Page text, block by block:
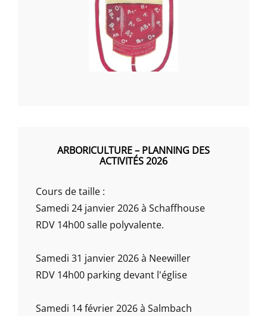
ARBORICULTURE – PLANNING DES
ACTIVITÉS 2026
Cours de taille :
Samedi 24 janvier 2026 à Schaffhouse
RDV 14h00 salle polyvalente.
Samedi 31 janvier 2026 à Neewiller
RDV 14h00 parking devant l'église
Samedi 14 février 2026 à Salmbach